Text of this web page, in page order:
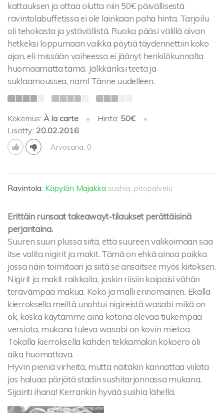
kattauksen ja ottaa olutta niin 50€ päivällisestä
ravintolabuffetissa ei ole lainkaan paha hinta. Tarjoilu
oli tehokasta ja ystävällistä. Ruoka pääsi välillä aivan
hetkeksi loppumaan vaikka pöytiä täydennettiin koko
ajan, eli missään vaiheessa ei jäänyt henkilökunnalta
huomaamatta tämä. Jälkkäriksi teetä ja
suklaamoussea, nam! Tänne uudelleen.
Kokemus: À la carte • Hinta: 50€
•
Lisätty: 20.02.2016
Arvosana: 0
Ravintola: Käpylän Majakka sushia, pitopalvelu
Erittäin runsaat takeawayt-tilaukset perättäisinä
perjantaina.
Suuren suuri plussa siitä, että suureen valikoimaan saa
itse valita nigirit ja makit. Tämä on ehkä ainoa paikka
jossa näin toimitaan ja siitä se ansaitsee myös kiitoksen.
Nigirit ja makit raikkaita, joskin riisiin kaipaisi vähän
terävämpää makua. Koko ja malli erinomainen. Ekalla
kierroksella meiltä unohtui nigireistä wasabi mikä on
ok, koska käytämme aina kotona olevaa tiukempaa
versiota, mukana tuleva wasabi on kovin mietoa.
Tokalla kierroksella kahden tekkamakin kokoero oli
aika huomattava.
Hyvin pieniä virheitä, mutta näitäkin kannattaa viilata
jos haluaa pärjätä stadin sushitarjonnassa mukana.
Sijainti ihana! Kerrankin hyvää sushia lähellä.